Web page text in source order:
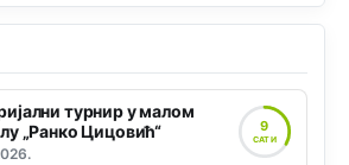
турнир у малом
„Ранко Цицовић“
9
САТИ